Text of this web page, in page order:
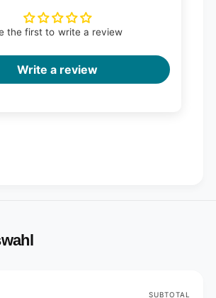
the first to write a review
Write a review
SUBTOTAL